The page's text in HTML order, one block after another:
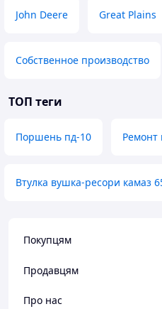
John Deere Great Plains
Собственное производство
ТОП теги
Поршень пд-10 Ремонт
Втулка вушка-ресори камаз
Покупцям
Продавцям
Про нас